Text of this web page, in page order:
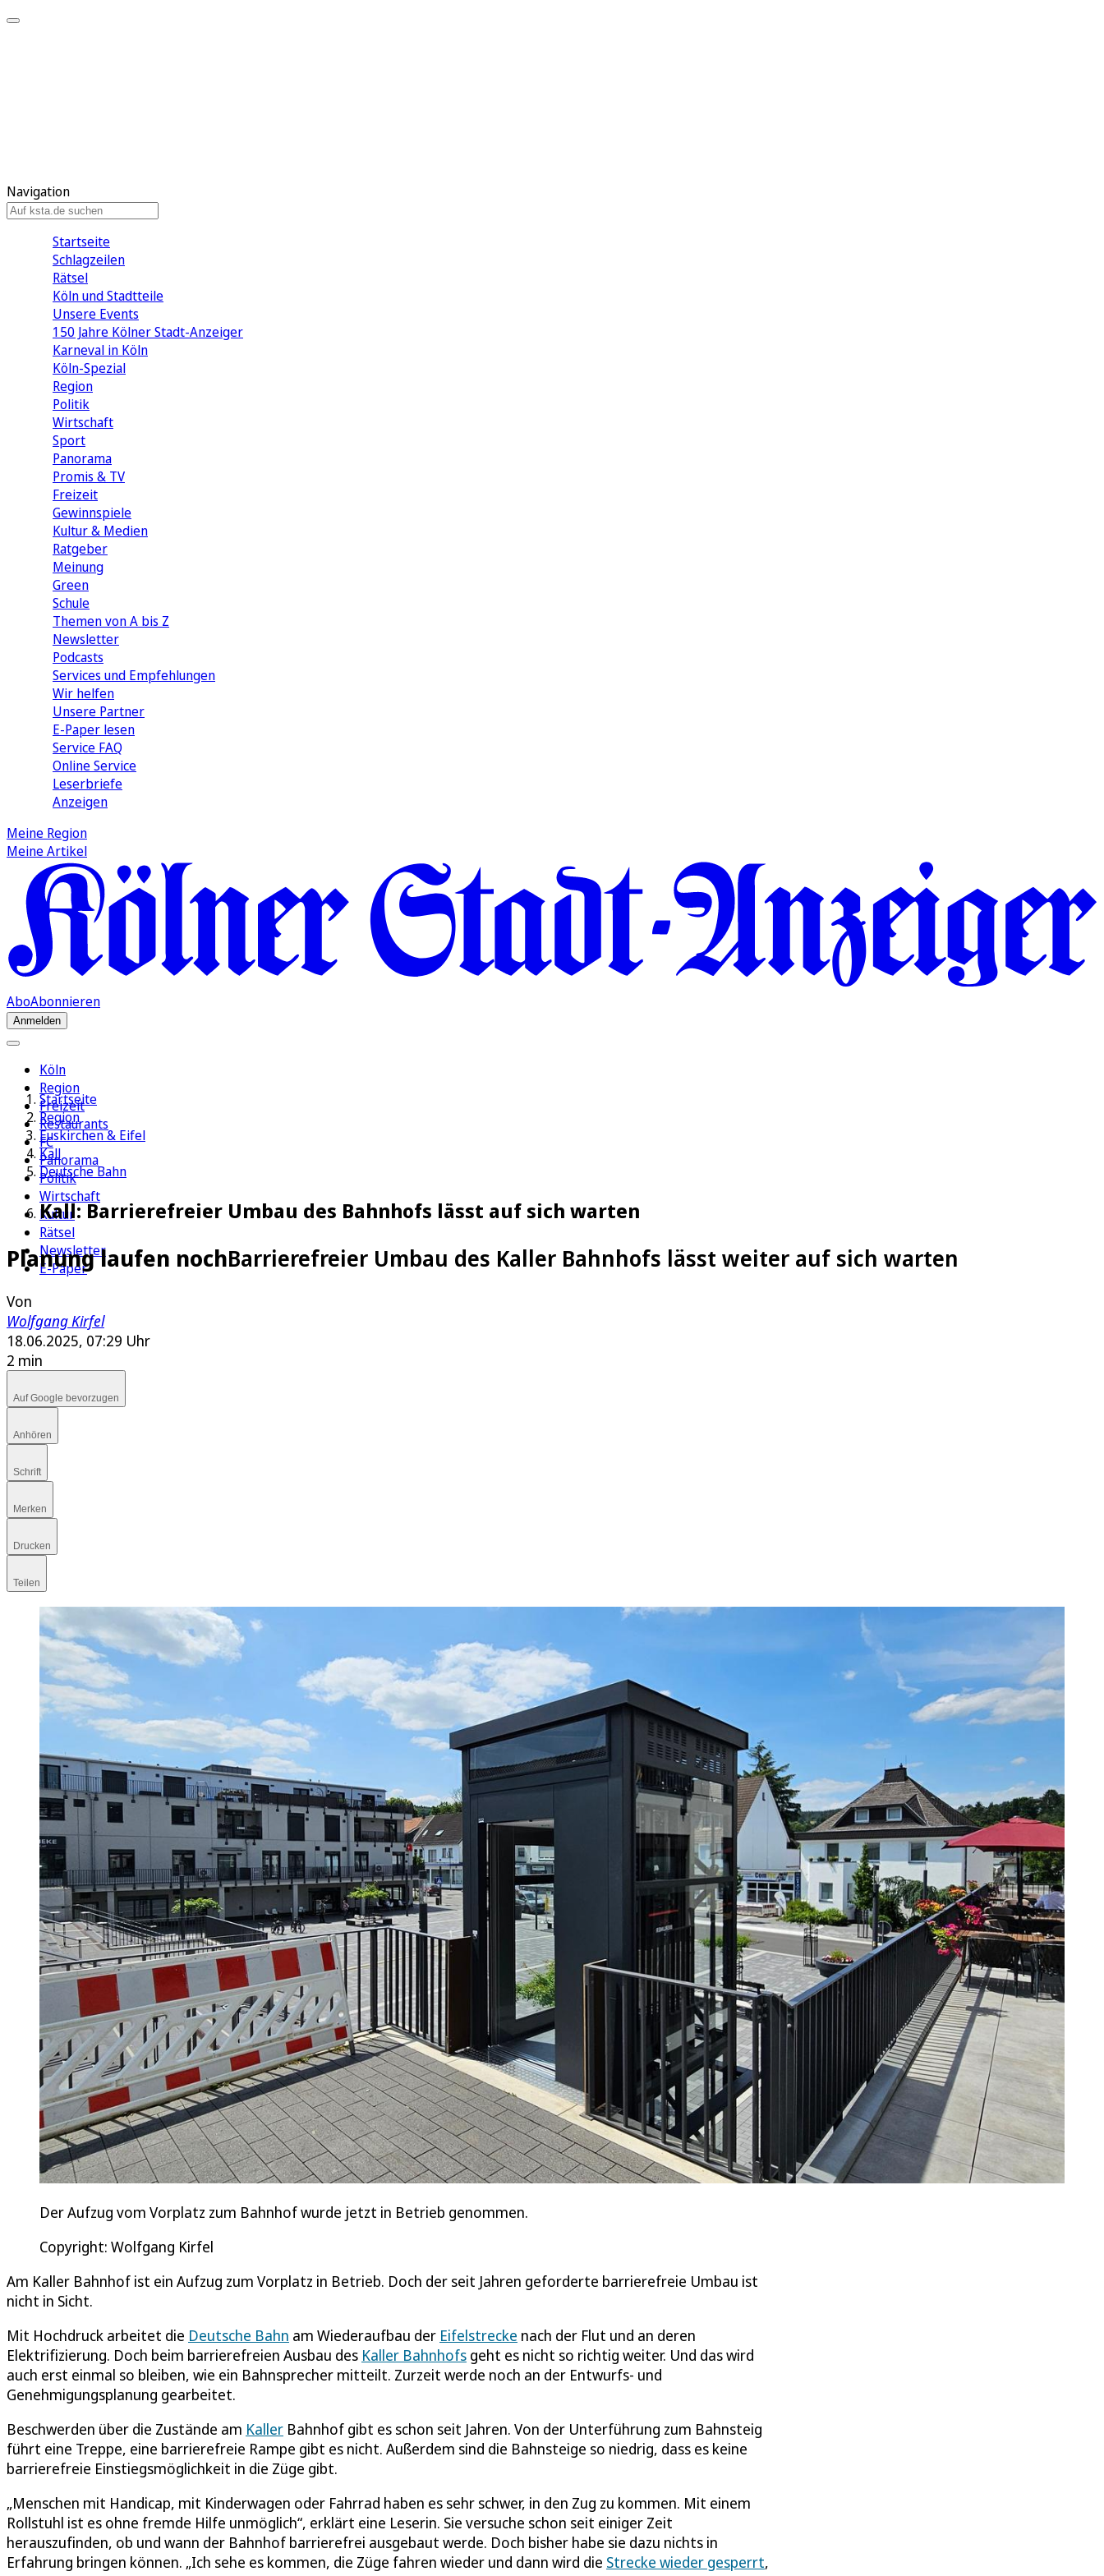
Navigation
Startseite
Schlagzeilen
Rätsel
Köln und Stadtteile
Unsere Events
150 Jahre Kölner Stadt-Anzeiger
Karneval in Köln
Köln-Spezial
Region
Politik
Wirtschaft
Sport
Panorama
Promis & TV
Freizeit
Gewinnspiele
Kultur & Medien
Ratgeber
Meinung
Green
Schule
Themen von A bis Z
Newsletter
Podcasts
Services und Empfehlungen
Wir helfen
Unsere Partner
E-Paper lesen
Service FAQ
Online Service
Leserbriefe
Anzeigen
Meine Region
Meine Artikel
AboAbonnieren
Anmelden
Köln
Region
Freizeit
Restaurants
FC
Panorama
Politik
Wirtschaft
Kultur
Rätsel
Newsletter
E-Paper
Startseite
Region
Euskirchen & Eifel
Kall
Deutsche Bahn
Kall: Barrierefreier Umbau des Bahnhofs lässt auf sich warten
Planung laufen nochBarrierefreier Umbau des Kaller Bahnhofs lässt weiter auf sich warten
Von
Wolfgang Kirfel
18.06.2025, 07:29 Uhr
2 min
Auf Google bevorzugen
Anhören
Schrift
Merken
Drucken
Teilen
Der Aufzug vom Vorplatz zum Bahnhof wurde jetzt in Betrieb genommen.
Copyright: Wolfgang Kirfel
Am Kaller Bahnhof ist ein Aufzug zum Vorplatz in Betrieb. Doch der seit Jahren geforderte barrierefreie Umbau ist
nicht in Sicht.
Mit Hochdruck arbeitet die Deutsche Bahn am Wiederaufbau der Eifelstrecke nach der Flut und an deren
Elektrifizierung. Doch beim barrierefreien Ausbau des Kaller Bahnhofs geht es nicht so richtig weiter. Und das wird
auch erst einmal so bleiben, wie ein Bahnsprecher mitteilt. Zurzeit werde noch an der Entwurfs- und
Genehmigungsplanung gearbeitet.
Beschwerden über die Zustände am Kaller Bahnhof gibt es schon seit Jahren. Von der Unterführung zum Bahnsteig
führt eine Treppe, eine barrierefreie Rampe gibt es nicht. Außerdem sind die Bahnsteige so niedrig, dass es keine
barrierefreie Einstiegsmöglichkeit in die Züge gibt.
„Menschen mit Handicap, mit Kinderwagen oder Fahrrad haben es sehr schwer, in den Zug zu kommen. Mit einem
Rollstuhl ist es ohne fremde Hilfe unmöglich“, erklärt eine Leserin. Sie versuche schon seit einiger Zeit
herauszufinden, ob und wann der Bahnhof barrierefrei ausgebaut werde. Doch bisher habe sie dazu nichts in
Erfahrung bringen können. „Ich sehe es kommen, die Züge fahren wieder und dann wird die Strecke wieder gesperrt,